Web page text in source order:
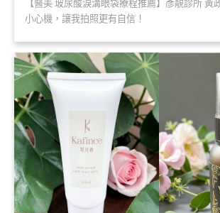
【醫美 玻尿酸淚溝眼袋療程推薦】彥靚診所 黃
小心機，讓我拍照更有自信！